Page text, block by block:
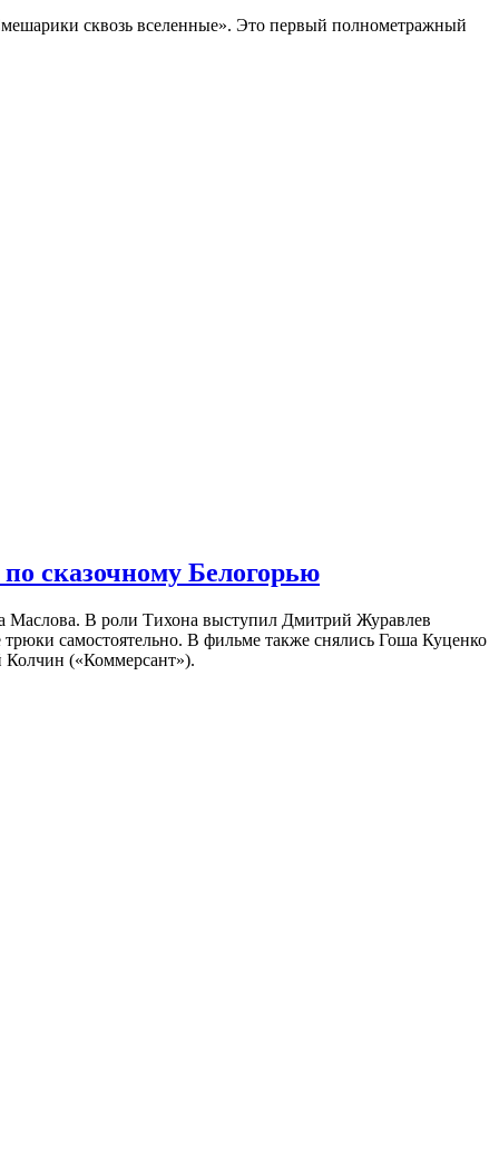
сквозь вселенные». Это первый полнометражный
сказочному Белогорью
Маслова. В роли Тихона выступил Дмитрий Журавлев
самостоятельно. В фильме также снялись Гоша Куценко
(«Коммерсант»).